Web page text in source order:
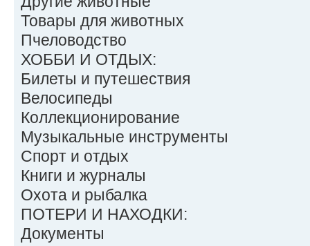
Товары для животных
Пчеловодство
ХОББИ И ОТДЫХ:
Билеты и путешествия
Велосипеды
Коллекционирование
Музыкальные инструменты
Спорт и отдых
Книги и журналы
Охота и рыбалка
ПОТЕРИ И НАХОДКИ:
Документы